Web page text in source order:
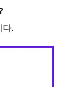
다.